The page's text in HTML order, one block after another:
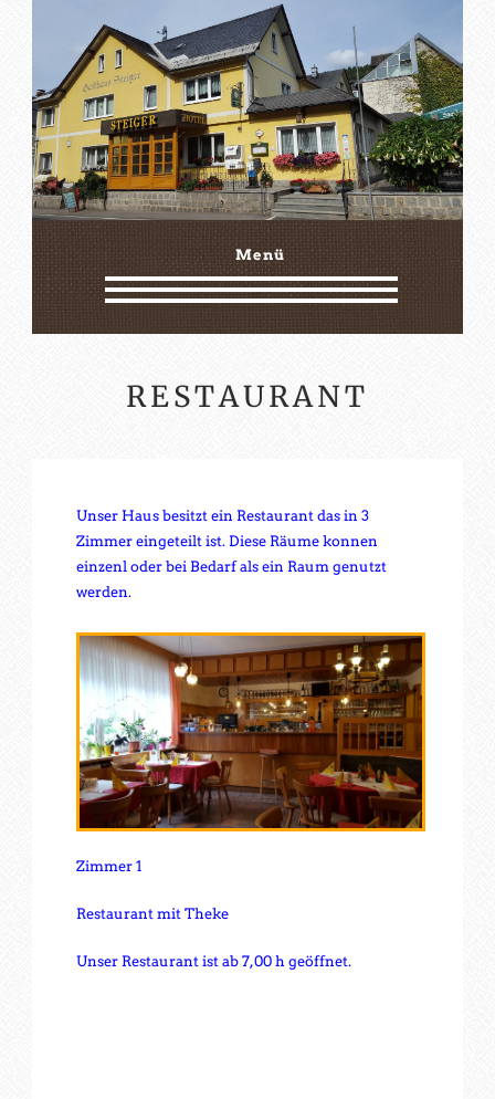
Menü
RESTAURANT
Unser Haus besitzt ein Restaurant das in 3
Zimmer eingeteilt ist. Diese Räume konnen
einzenl oder bei Bedarf als ein Raum genutzt
werden.
Zimmer 1
Restaurant mit Theke
Unser Restaurant ist ab 7,00 h geöffnet.